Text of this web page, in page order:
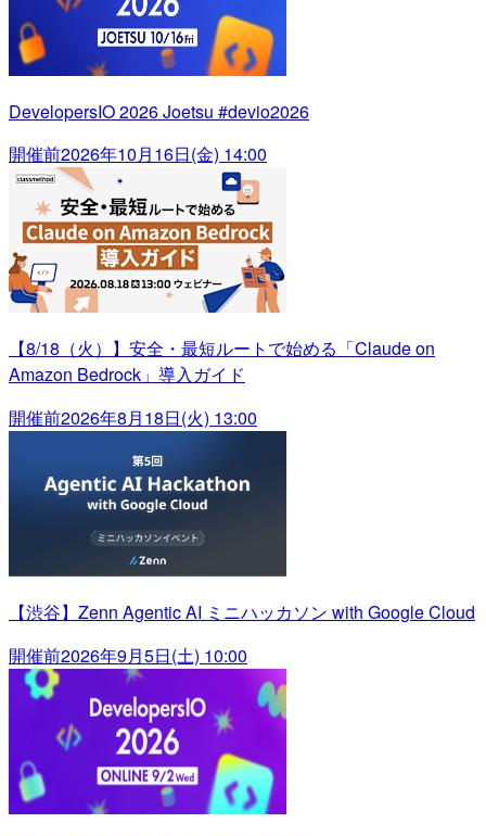
DevelopersIO 2026 Joetsu #devio2026
開催前2026年10月16日(金) 14:00
【8/18（火）】安全・最短ルートで始める「Claude on
Amazon Bedrock」導入ガイド
開催前2026年8月18日(火) 13:00
【渋谷】Zenn Agentic AI ミニハッカソン with Google Cloud
開催前2026年9月5日(土) 10:00